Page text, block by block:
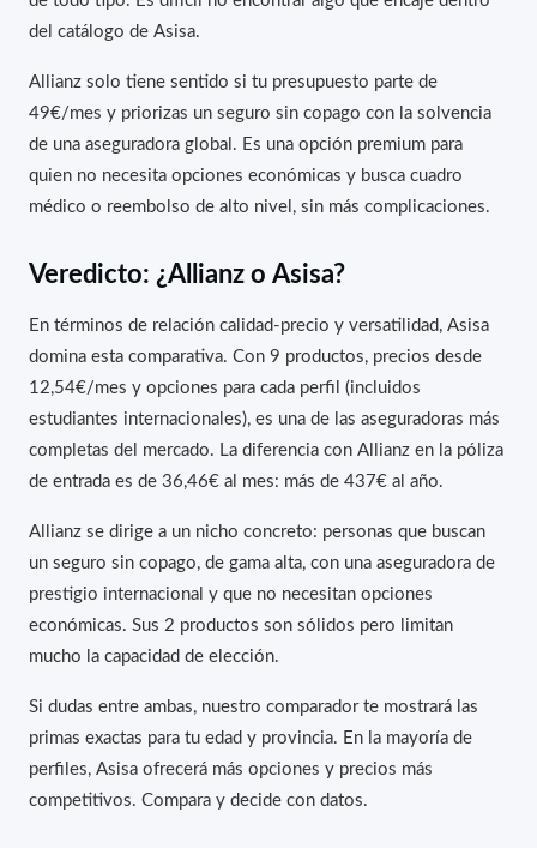
del catálogo de Asisa.
Allianz solo tiene sentido si tu presupuesto parte de
49€/mes y priorizas un seguro sin copago con la solvencia
de una aseguradora global. Es una opción premium para
quien no necesita opciones económicas y busca cuadro
médico o reembolso de alto nivel, sin más complicaciones.
Veredicto: ¿Allianz o Asisa?
En términos de relación calidad-precio y versatilidad, Asisa
domina esta comparativa. Con 9 productos, precios desde
12,54€/mes y opciones para cada perfil (incluidos
estudiantes internacionales), es una de las aseguradoras más
completas del mercado. La diferencia con Allianz en la póliza
de entrada es de 36,46€ al mes: más de 437€ al año.
Allianz se dirige a un nicho concreto: personas que buscan
un seguro sin copago, de gama alta, con una aseguradora de
prestigio internacional y que no necesitan opciones
económicas. Sus 2 productos son sólidos pero limitan
mucho la capacidad de elección.
Si dudas entre ambas, nuestro comparador te mostrará las
primas exactas para tu edad y provincia. En la mayoría de
perfiles, Asisa ofrecerá más opciones y precios más
competitivos. Compara y decide con datos.